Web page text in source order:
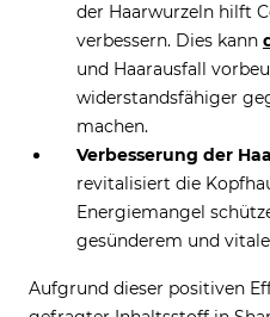
der Haarwurzeln hilft
verbessern. Dies kann
und Haarausfall
widerstandsfähiger
machen.
Verbesserung der
revitalisiert die
Energiemangel
gesünderem und
Aufgrund dieser positiven